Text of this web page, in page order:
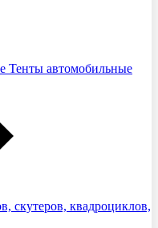
Тенты автомобильные